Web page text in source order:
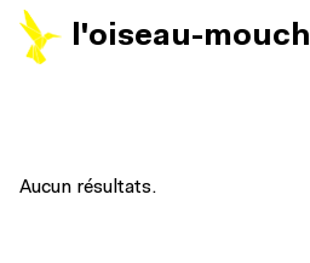
l'oiseau-
FILTRES
Aucun résultats.